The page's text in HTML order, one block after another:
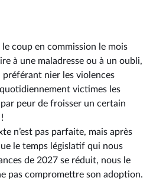
coup en commission le mois
à une maladresse ou à un oubli,
préférant nier les violences
victimes les
peur de froisser un certain
n’est pas parfaite, mais après
le temps législatif qui nous
de 2027 se réduit, nous le
pas compromettre son adoption.